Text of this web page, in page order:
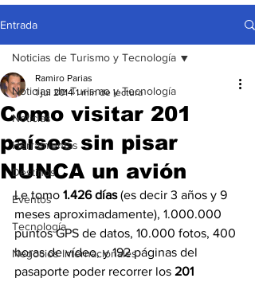
Entrada
Noticias de Turismo y Tecnología
Noticias
Herramientas
Destinos
Eventos
Tecnología
Negocios Internacionales
Noticias de Turismo y Tecnología
Como visitar 201
países sin pisar
NUNCA un avión
Ramiro Parias
1 jul 2014 1 min de lectura
Le tomo 1.426 días (es decir 3 años y 9
meses aproximadamente), 1.000.000
puntos GPS de datos, 10.000 fotos, 400
horas de vídeo, y 192 páginas del
pasaporte poder recorrer los 201